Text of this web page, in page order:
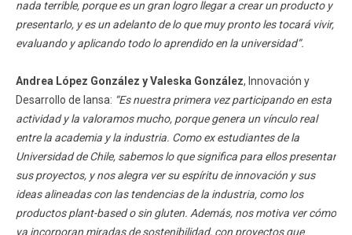
nada terrible, porque es un gran logro llegar a crear un producto y
presentarlo, y es un adelanto de lo que muy pronto les tocará vivir,
evaluando y aplicando todo lo aprendido en la universidad”.
Andrea López González y Valeska González, Innovación y
Desarrollo de Iansa: “Es nuestra primera vez participando en esta
actividad y la valoramos mucho, porque genera un vínculo real
entre la academia y la industria. Como ex estudiantes de la
Universidad de Chile, sabemos lo que significa para ellos presentar
sus proyectos, y nos alegra ver su espíritu de innovación y sus
ideas alineadas con las tendencias de la industria, como los
productos plant-based o sin gluten. Además, nos motiva ver cómo
ya incorporan miradas de sostenibilidad, con proyectos que